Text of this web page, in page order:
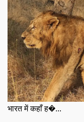
भारत में कहाँ ह�...